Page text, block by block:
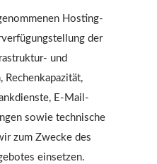
Hosting-
der
und
Rechenkapazität,
E-Mail-
sowie technische
zum Zwecke des
einsetzen.